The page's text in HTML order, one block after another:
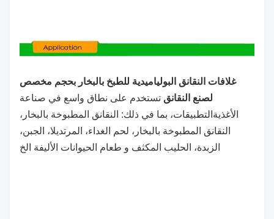
غلافات النقانق البولياميدية للطبخ بالبخار بحجم مخصص
لصنع النقانق تستخدم على نطاق واسع في صناعة
الأغذية التطبيقات، بما في ذلك: النقانق المطبوخة بالبخار،
النقانق المطبوخة بالبخار، لحم الغداء، المرتديلا، الجبن،
الزبدة، الحليب المكثف و طعام الحيوانات الأليفة الخ